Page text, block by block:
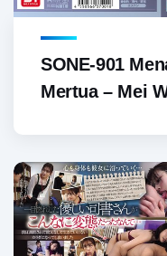
SONE-901
Mertua – Mei